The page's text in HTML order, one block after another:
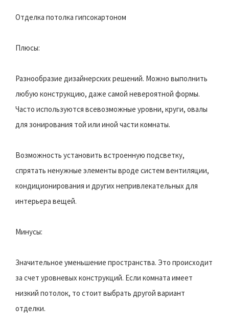
Отделка потолка гипсокартоном
Плюсы:
Разнообразие дизайнерских решений. Можно выполнить
любую конструкцию, даже самой невероятной формы.
Часто используются всевозможные уровни, круги, овалы
для зонирования той или иной части комнаты.
Возможность установить встроенную подсветку,
спрятать ненужные элементы вроде систем вентиляции,
кондиционирования и других непривлекательных для
интерьера вещей.
Минусы:
Значительное уменьшение пространства. Это происходит
за счет уровневых конструкций. Если комната имеет
низкий потолок, то стоит выбрать другой вариант
отделки.